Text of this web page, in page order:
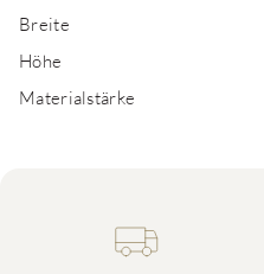
Breite
Höhe
Materialstärke